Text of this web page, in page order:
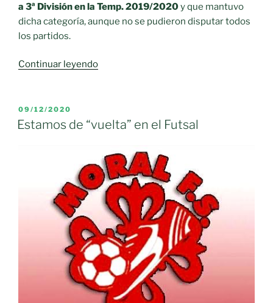
a 3ª División en la Temp. 2019/2020y que mantuvo
dicha categoría, aunque no se pudieron disputar todos
los partidos.
Continuar leyendo«Moral
PUBLICADO
EL
09/12/2020
Estamos de “vuelta” en el Futsal